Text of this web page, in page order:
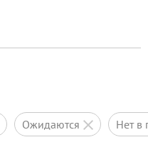
ожидаются нет